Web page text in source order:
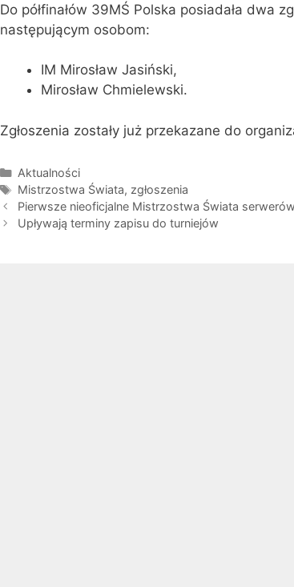
Do półfinałów 39MŚ Polska posiadała dwa
następującym osobom:
IM Mirosław Jasiński,
Mirosław Chmielewski.
Zgłoszenia zostały już przekazane do
Kategorie
Aktualności
Tagi
Mistrzostwa Świata, zgłoszenia
Pierwsze nieoficjalne Mistrzostwa Świata
Upływają terminy zapisu do turniejów